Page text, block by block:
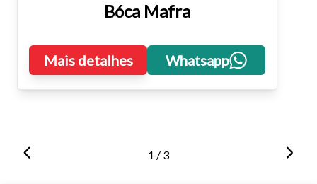
Bóca Mafra
Mais detalhes Whatsapp
1 / 3